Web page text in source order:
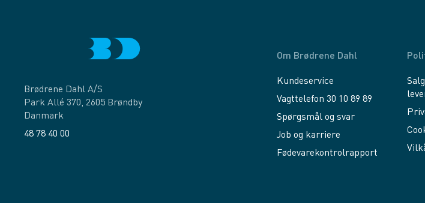
Brødrene Dahl A/S
Park Allé 370, 2605 Brøndby
Danmark
48 78 40 00
Om Brødrene Dahl
Kundeservice
Vagttelefon 30 10 89 89
Spørgsmål og svar
Job og karriere
Fødevarekontrolrapport